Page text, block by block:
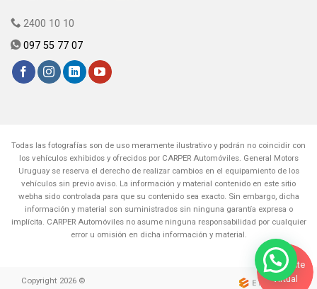
2400 10 10
097 55 77 07
Todas las fotografías son de uso meramente ilustrativo y podrán no coincidir con
los vehículos exhibidos y ofrecidos por CARPER Automóviles. General Motors
Uruguay se reserva el derecho de realizar cambios en el equipamiento de los
vehículos sin previo aviso. La información y material contenido en este sitio
webha sido controlada para que su contenido sea exacto. Sin embargo, dicha
información y material son suministrados sin ninguna garantía expresa o
implícita. CARPER Automóviles no asume ninguna responsabilidad por cualquier
error u omisión en dicha información y material.
Copyright 2026 ©
Asistente
Virtual